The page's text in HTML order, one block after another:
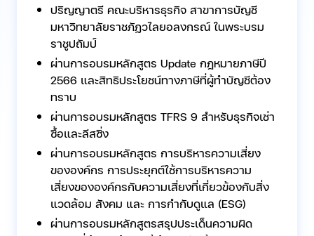
ปริญญาตรี คณะบริหารธุรกิจ สาขาการบัญชี
มหาวิทยาลัยราชภัฏวไลยอลงกรณ์ ในพระบรม
ราชูปถัมป์
ผ่านการอบรมหลักสูตร Update กฎหมายภาษีปี
2566 และสิทธิประโยชน์ทางภาษีที่ผู้ทำบัญชีต้อง
ทราบ
ผ่านการอบรมหลักสูตร TFRS 9 สำหรับธุรกิจเช่า
ซื้อและลีสซิ่ง
ผ่านการอบรมหลักสูตร การบริหารความเสี่ยง
ขององค์กร การประยุกต์ใช้การบริหารความ
เสี่ยงขององค์กรกับความเสี่ยงที่เกี่ยวข้องกับสิ่ง
แวดล้อม สังคม และ การกำกับดูแล (ESG)
ผ่านการอบรมหลักสูตรสรุปประเด็นความผิด